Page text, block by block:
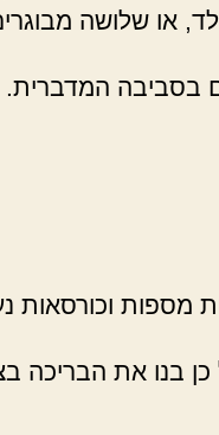
או שלושה
בסביבה
מספות וכורסאות
בנו את הבריכה